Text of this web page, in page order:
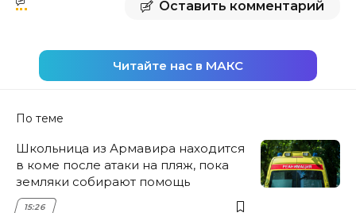
Оставить комментарий
Читайте нас в МАКС
По теме
Школьница из Армавира находится
в коме после атаки на пляж, пока
земляки собирают помощь
15:26